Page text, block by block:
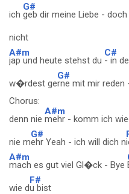
ich
G#
geb dir meine Liebe -
nicht
A#m
jap und heute stehst du
C#
- in
w�rdest ge
G#
rne mit mir reden
Chorus:
denn nie
A#m
mehr - komm ich
nie m
G#
ehr Yeah - ich will dich n
A#m
mach es gut viel Gl�ck - Bye
wie d
F#
u bist